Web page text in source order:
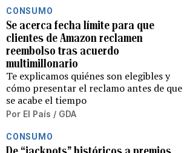
CONSUMO
Se acerca fecha límite para que
clientes de Amazon reclamen
reembolso tras acuerdo
multimillonario
Te explicamos quiénes son elegibles y
cómo presentar el reclamo antes de que
se acabe el tiempo
Por El País / GDA
CONSUMO